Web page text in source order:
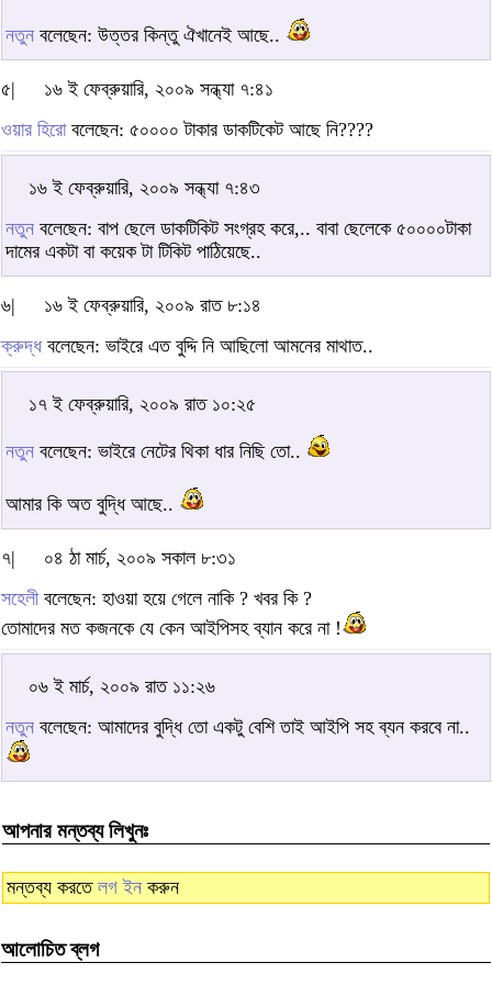
নতুন বলেছেন: উত্তর কিন্তু ঐখানেই আছে..
৫|
১৬ ই ফেব্রুয়ারি, ২০০৯ সন্ধ্যা ৭:৪১
ওয়ার হিরোবলেছেন: ৫০০০০ টাকার ডাকটিকেট আছে নি????
১৬ ই ফেব্রুয়ারি, ২০০৯ সন্ধ্যা ৭:৪৩
নতুন বলেছেন: বাপ ছেলে ডাকটিকিট সংগ্রহ করে,.. বাবা ছেলেকে ৫০০০০টাকা
দামের একটা বা কয়েক টা টিকিট পাঠিয়েছে..
৬|
১৬ ই ফেব্রুয়ারি, ২০০৯ রাত ৮:১৪
ক্রুদ্ধবলেছেন: ভাইরে এত বুদ্দি নি আছিলো আমনের মাথাত..
১৭ ই ফেব্রুয়ারি, ২০০৯ রাত ১০:২৫
নতুন বলেছেন: ভাইরে নেটের থিকা ধার নিছি তো..
আমার কি অত বুদ্ধি আছে..
৭|
০৪ ঠা মার্চ, ২০০৯ সকাল ৮:৩১
সহেলীবলেছেন: হাওয়া হয়ে গেলে নাকি ? খবর কি ?
তোমাদের মত কজনকে যে কেন আইপিসহ ব্যান করে না !
০৬ ই মার্চ, ২০০৯ রাত ১১:২৬
নতুন বলেছেন: আমাদের বুদ্ধি তো একটু বেশি তাই আইপি সহ ব্যন করবে না..
আপনার মন্তব্য লিখুনঃ
মন্তব্য করতে লগ ইন করুন
আলোচিত ব্লগ